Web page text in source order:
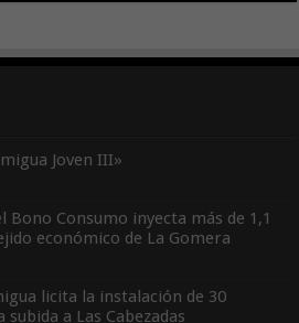
Joven III»
Bono Consumo inyecta más de 1,1
económico de La Gomera
licita la instalación de 30
a Las Cabezadas